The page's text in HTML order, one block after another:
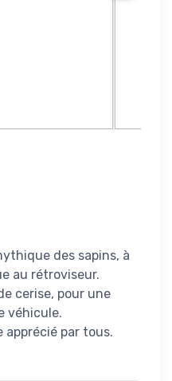
des sapins, à
au rétroviseur.
cerise, pour une
véhicule.
apprécié par tous.